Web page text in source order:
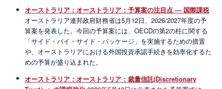
オーストラリア：オーストラリア：予算案の注目点 — 国際課税
オーストラリア連邦政府財務省は5月12日、2026/2027年度の予
算案を発表した。今回の予算案には、OECDの第2の柱に関する
「サイド・バイ・サイド・パッケージ」を実施するための措置
や、オーストラリアにおける外国投資承認手続きを効率化するた
めの予算が盛り込まれた。
オーストラリア：オーストラリア：裁量信託(Discretionary